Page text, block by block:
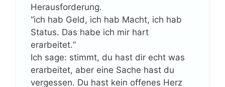
Herausforderung.
“ich hab Geld, ich hab Macht, ich hab
Status. Das habe ich mir hart
erarbeitet.“
Ich sage: stimmt, du hast dir echt was
erarbeitet, aber eine Sache hast du
vergessen. Du hast kein offenes Herz